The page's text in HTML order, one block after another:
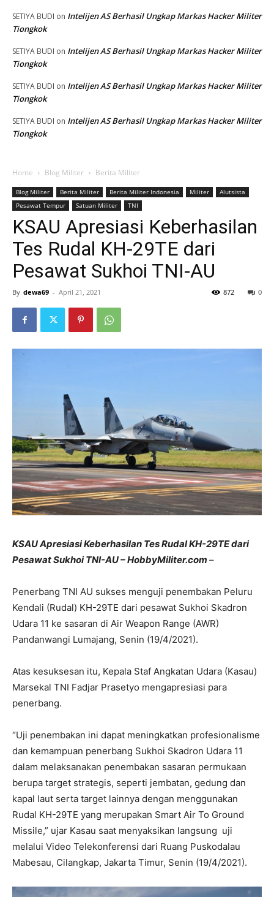
SETIYA BUDI on Intelijen AS Berhasil Ungkap Markas Hacker Militer
Tiongkok
SETIYA BUDI on Intelijen AS Berhasil Ungkap Markas Hacker Militer
Tiongkok
SETIYA BUDI on Intelijen AS Berhasil Ungkap Markas Hacker Militer
Tiongkok
SETIYA BUDI on Intelijen AS Berhasil Ungkap Markas Hacker Militer
Tiongkok